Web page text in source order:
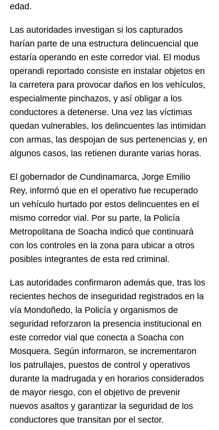
edad.
Las autoridades investigan si los capturados
harían parte de una estructura delincuencial que
estaría operando en este corredor vial. El modus
operandi reportado consiste en instalar objetos en
la carretera para provocar daños en los vehículos,
especialmente pinchazos, y así obligar a los
conductores a detenerse. Una vez las víctimas
quedan vulnerables, los delincuentes las intimidan
con armas, las despojan de sus pertenencias y, en
algunos casos, las retienen durante varias horas.
El gobernador de Cundinamarca, Jorge Emilio
Rey, informó que en el operativo fue recuperado
un vehículo hurtado por estos delincuentes en el
mismo corredor vial. Por su parte, la Policía
Metropolitana de Soacha indicó que continuará
con los controles en la zona para ubicar a otros
posibles integrantes de esta red criminal.
Las autoridades confirmaron además que, tras los
recientes hechos de inseguridad registrados en la
vía Mondoñedo, la Policía y organismos de
seguridad reforzaron la presencia institucional en
este corredor vial que conecta a Soacha con
Mosquera. Según informaron, se incrementaron
los patrullajes, puestos de control y operativos
durante la madrugada y en horarios considerados
de mayor riesgo, con el objetivo de prevenir
nuevos asaltos y garantizar la seguridad de los
conductores que transitan por el sector.